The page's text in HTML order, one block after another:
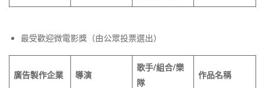
最受歡迎微電影獎（由公眾投票選出）
廣告製作企業 導演
歌手/組合/樂
隊
作品名稱